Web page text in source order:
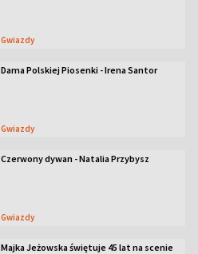
Gwiazdy
Dama Polskiej Piosenki - Irena Santor
Gwiazdy
Czerwony dywan - Natalia Przybysz
Gwiazdy
Majka Jeżowska świętuje 45 lat na scenie